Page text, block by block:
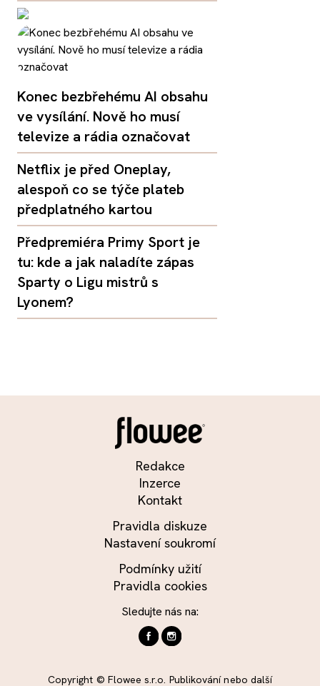
Konec bezbřehému AI obsahu
ve vysílání. Nově ho musí
televize a rádia označovat
Netflix je před Oneplay,
alespoň co se týče plateb
předplatného kartou
Předpremiéra Primy Sport je
tu: kde a jak naladíte zápas
Sparty o Ligu mistrů s
Lyonem?
Redakce
Inzerce
Kontakt
Pravidla diskuze
Nastavení soukromí
Podmínky užití
Pravidla cookies
Sledujte nás na:
Copyright © Flowee s.r.o. Publikování nebo další